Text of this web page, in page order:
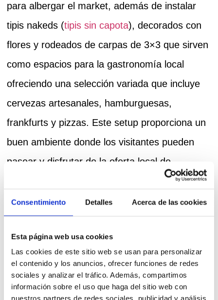
Consentimiento Detalles Acerca de las cookies
Esta página web usa cookies
Las cookies de este sitio web se usan para personalizar
el contenido y los anuncios, ofrecer funciones de redes
sociales y analizar el tráfico. Además, compartimos
información sobre el uso que haga del sitio web con
para albergar el market, además de instalar
tipis nakeds (tipis sin capota), decorados con
flores y rodeados de carpas de 3×3 que sirven
como espacios para la gastronomía local
ofreciendo una selección variada que incluye
cervezas artesanales, hamburguesas,
frankfurts y pizzas. Este setup proporciona un
buen ambiente donde los visitantes pueden
pasear y disfrutar de la oferta local de
Eventos con Tipis: No Solo
Verano, También en Navidad
Si bien el market de verano es uno de los
eventos más destacados de la temporada de
verano, latemporada de inviernono se queda